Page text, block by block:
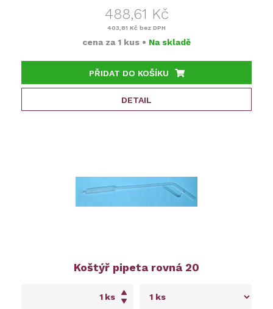
488,61 Kč
403,81 Kč bez DPH
cena za 1 kus • Na skladě
PŘIDAT DO KOŠÍKU
DETAIL
Koštýř pipeta rovná 20
ks